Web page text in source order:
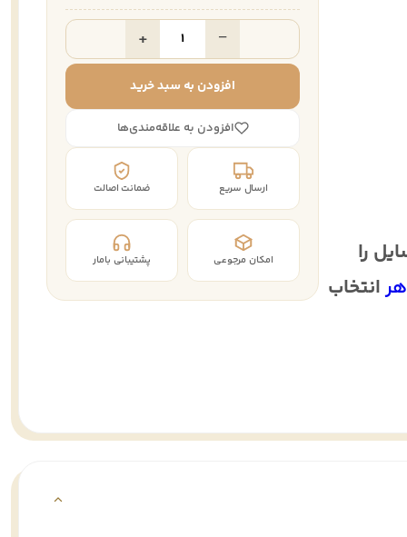
را
انتخاب
−
+
افزودن به سبد خرید
افزودن به علاقه‌مندی‌ها
ارسال سریع ضمانت اصالت
امکان مرجوعی پشتیبانی بامار